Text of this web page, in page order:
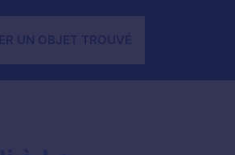
UN OBJET TROUVÉ